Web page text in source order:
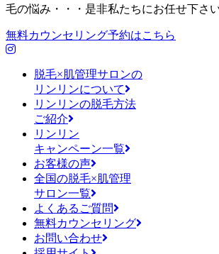
毛の悩み・・・是非私たちにお任せ下さ
無料カウンセリング予約はこちら
脱毛×肌管理サロンの
リンリンについて
リンリンの脱毛方法
ご紹介
リンリン
キャンペーン一覧
お客様の声
全国の脱毛×肌管理
サロン一覧
よくあるご質問
無料カウンセリング
お問い合わせ